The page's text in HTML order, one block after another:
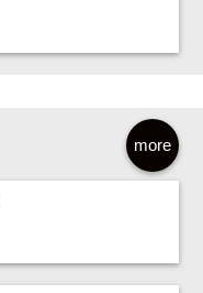
more